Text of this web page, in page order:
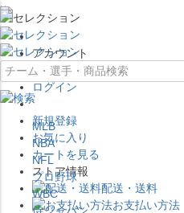
×
アカウント
ログイン
新規登録
お気に入り
カートを見る
ストア情報
配送・送料
お支払い方法
MLB
NBA
NFL
プロ野球
WBC